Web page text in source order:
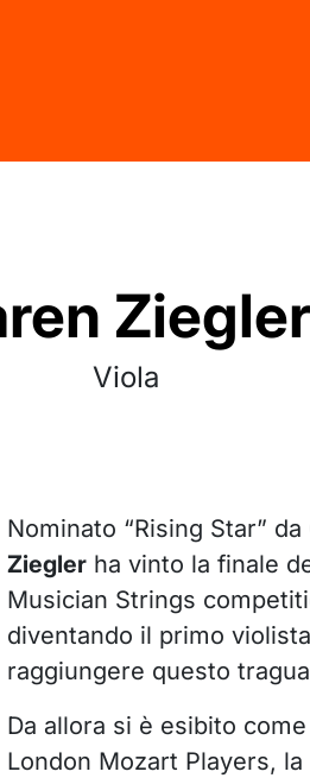
Ziegler
Viola
Nominato “Rising Star”
Zieglerha vinto la finale
Musician Strings
diventando il primo
raggiungere questo
Da allora si è esibito
London Mozart Players,